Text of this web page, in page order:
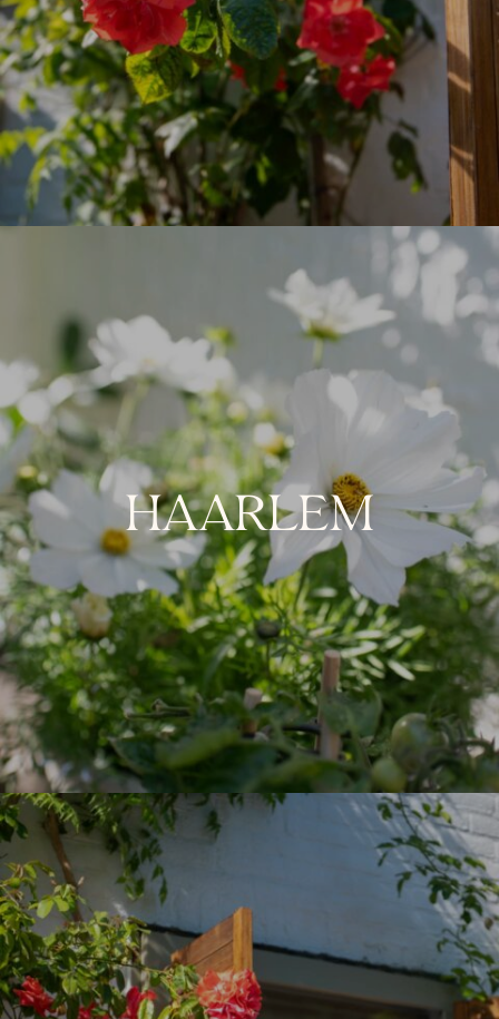
HAARLEM